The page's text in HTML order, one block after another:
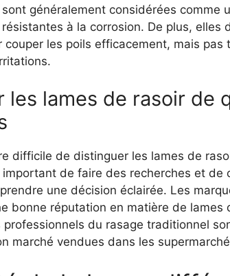
généralement considérées comme
à la corrosion. De plus, elles
couper les poils efficacement, mais pas
les lames de rasoir de
difficile de distinguer les lames de
de faire des recherches et de
une décision éclairée. Les
bonne réputation en matière de lames
du rasage traditionnel
marché vendues dans les